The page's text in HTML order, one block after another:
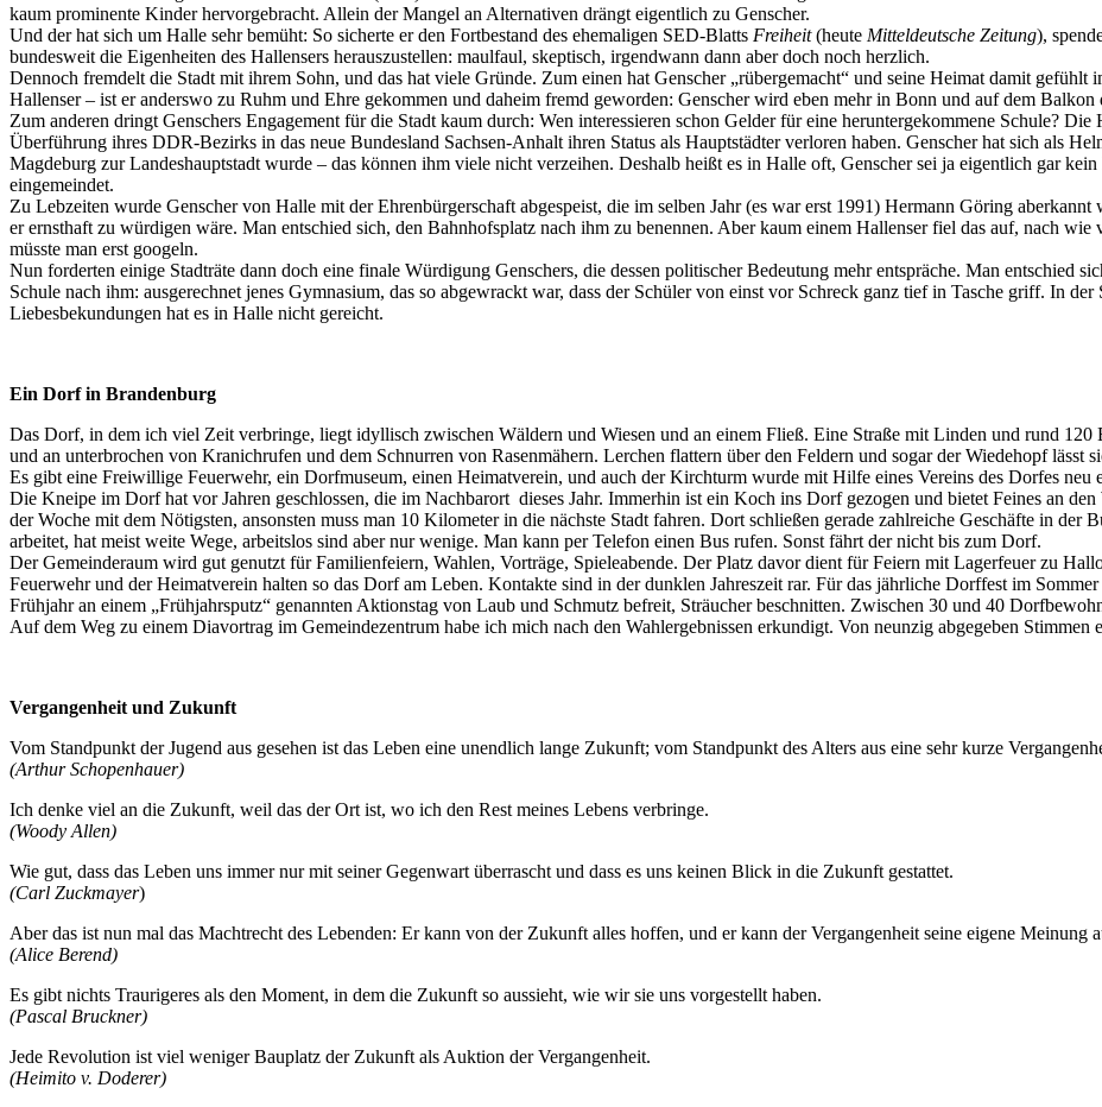
kaum prominente Kinder hervorgebracht. Allein der Mangel an Alternativen drängt eigentlich zu Genscher.
Und der hat sich um Halle sehr bemüht: So sicherte er den Fortbestand des ehemaligen SED-Blatts Freiheit(heute Mitteldeutsche Zeitung),
bundesweit die Eigenheiten des Hallensers herauszustellen: maulfaul, skeptisch, irgendwann dann aber doch noch herzlich.
Dennoch fremdelt die Stadt mit ihrem Sohn, und das hat viele Gründe. Zum einen hat Genscher „rübergemacht“ und seine Heimat damit
Hallenser – ist er anderswo zu Ruhm und Ehre gekommen und daheim fremd geworden: Genscher wird eben mehr in Bonn und auf dem
Zum anderen dringt Genschers Engagement für die Stadt kaum durch: Wen interessieren schon Gelder für eine heruntergekommene Schule?
Überführung ihres DDR-Bezirks in das neue Bundesland Sachsen-Anhalt ihren Status als Hauptstädter verloren haben. Genscher hat sich als
Magdeburg zur Landeshauptstadt wurde – das können ihm viele nicht verzeihen. Deshalb heißt es in Halle oft, Genscher sei ja eigentlich gar
eingemeindet.
Zu Lebzeiten wurde Genscher von Halle mit der Ehrenbürgerschaft abgespeist, die im selben Jahr (es war erst 1991) Hermann Göring
er ernsthaft zu würdigen wäre. Man entschied sich, den Bahnhofsplatz nach ihm zu benennen. Aber kaum einem Hallenser fiel das auf, nach
müsste man erst googeln.
Nun forderten einige Stadträte dann doch eine finale Würdigung Genschers, die dessen politischer Bedeutung mehr entspräche. Man entschied
Schule nach ihm: ausgerechnet jenes Gymnasium, das so abgewrackt war, dass der Schüler von einst vor Schreck ganz tief in Tasche griff. In
Liebesbekundungen hat es in Halle nicht gereicht.
Ein Dorf in Brandenburg
Das Dorf, in dem ich viel Zeit verbringe, liegt idyllisch zwischen Wäldern und Wiesen und an einem Fließ. Eine Straße mit Linden und rund
und an unterbrochen von Kranichrufen und dem Schnurren von Rasenmähern. Lerchen flattern über den Feldern und sogar der Wiedehopf lässt
Es gibt eine Freiwillige Feuerwehr, ein Dorfmuseum, einen Heimatverein, und auch der Kirchturm wurde mit Hilfe eines Vereins des Dorfes neu
Die Kneipe im Dorf hat vor Jahren geschlossen, die im Nachbarort dieses Jahr. Immerhin ist ein Koch ins Dorf gezogen und bietet Feines an
der Woche mit dem Nötigsten, ansonsten muss man 10 Kilometer in die nächste Stadt fahren. Dort schließen gerade zahlreiche Geschäfte in der
arbeitet, hat meist weite Wege, arbeitslos sind aber nur wenige. Man kann per Telefon einen Bus rufen. Sonst fährt der nicht bis zum Dorf.
Der Gemeinderaum wird gut genutzt für Familienfeiern, Wahlen, Vorträge, Spieleabende. Der Platz davor dient für Feiern mit Lagerfeuer zu
Feuerwehr und der Heimatverein halten so das Dorf am Leben. Kontakte sind in der dunklen Jahreszeit rar. Für das jährliche Dorffest im
Frühjahr an einem „Frühjahrsputz“ genannten Aktionstag von Laub und Schmutz befreit, Sträucher beschnitten. Zwischen 30 und 40
Auf dem Weg zu einem Diavortrag im Gemeindezentrum habe ich mich nach den Wahlergebnissen erkundigt. Von neunzig abgegeben
Vergangenheit und Zukunft
Vom Standpunkt der Jugend aus gesehen ist das Leben eine unendlich lange Zukunft; vom Standpunkt des Alters aus eine sehr kurze
(Arthur Schopenhauer)
Ich denke viel an die Zukunft, weil das der Ort ist, wo ich den Rest meines Lebens verbringe.
(Woody Allen)
Wie gut, dass das Leben uns immer nur mit seiner Gegenwart überrascht und dass es uns keinen Blick in die Zukunft gestattet.
(Carl Zuckmayer)
Aber das ist nun mal das Machtrecht des Lebenden: Er kann von der Zukunft alles hoffen, und er kann der Vergangenheit seine eigene Meinung
(Alice Berend)
Es gibt nichts Traurigeres als den Moment, in dem die Zukunft so aussieht, wie wir sie uns vorgestellt haben.
(Pascal Bruckner)
Jede Revolution ist viel weniger Bauplatz der Zukunft als Auktion der Vergangenheit.
(Heimito v. Doderer)